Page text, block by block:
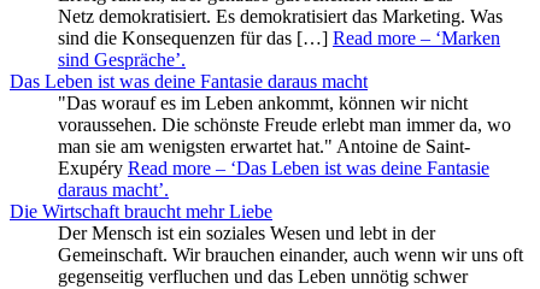
Netz demokratisiert. Es demokratisiert das Marketing. Was
sind die Konsequenzen für das […] Read more – ‘Marken
sind Gespräche’.
Das Leben ist was deine Fantasie daraus macht
"Das worauf es im Leben ankommt, können wir nicht
voraussehen. Die schönste Freude erlebt man immer da, wo
man sie am wenigsten erwartet hat." Antoine de Saint-
Exupéry Read more – ‘Das Leben ist was deine Fantasie
daraus macht’.
Die Wirtschaft braucht mehr Liebe
Der Mensch ist ein soziales Wesen und lebt in der
Gemeinschaft. Wir brauchen einander, auch wenn wir uns oft
gegenseitig verfluchen und das Leben unnötig schwer